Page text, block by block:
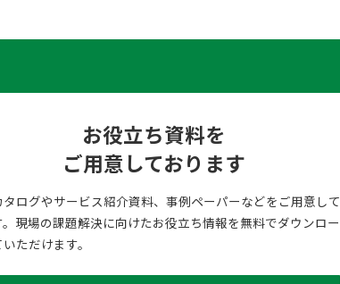
お役立ち資料を
ご用意しております
タログやサービス紹介資料、事例ペーパーなどをご用意して
。現場の課題解決に向けたお役立ち情報を無料でダウンロー
ただけます。